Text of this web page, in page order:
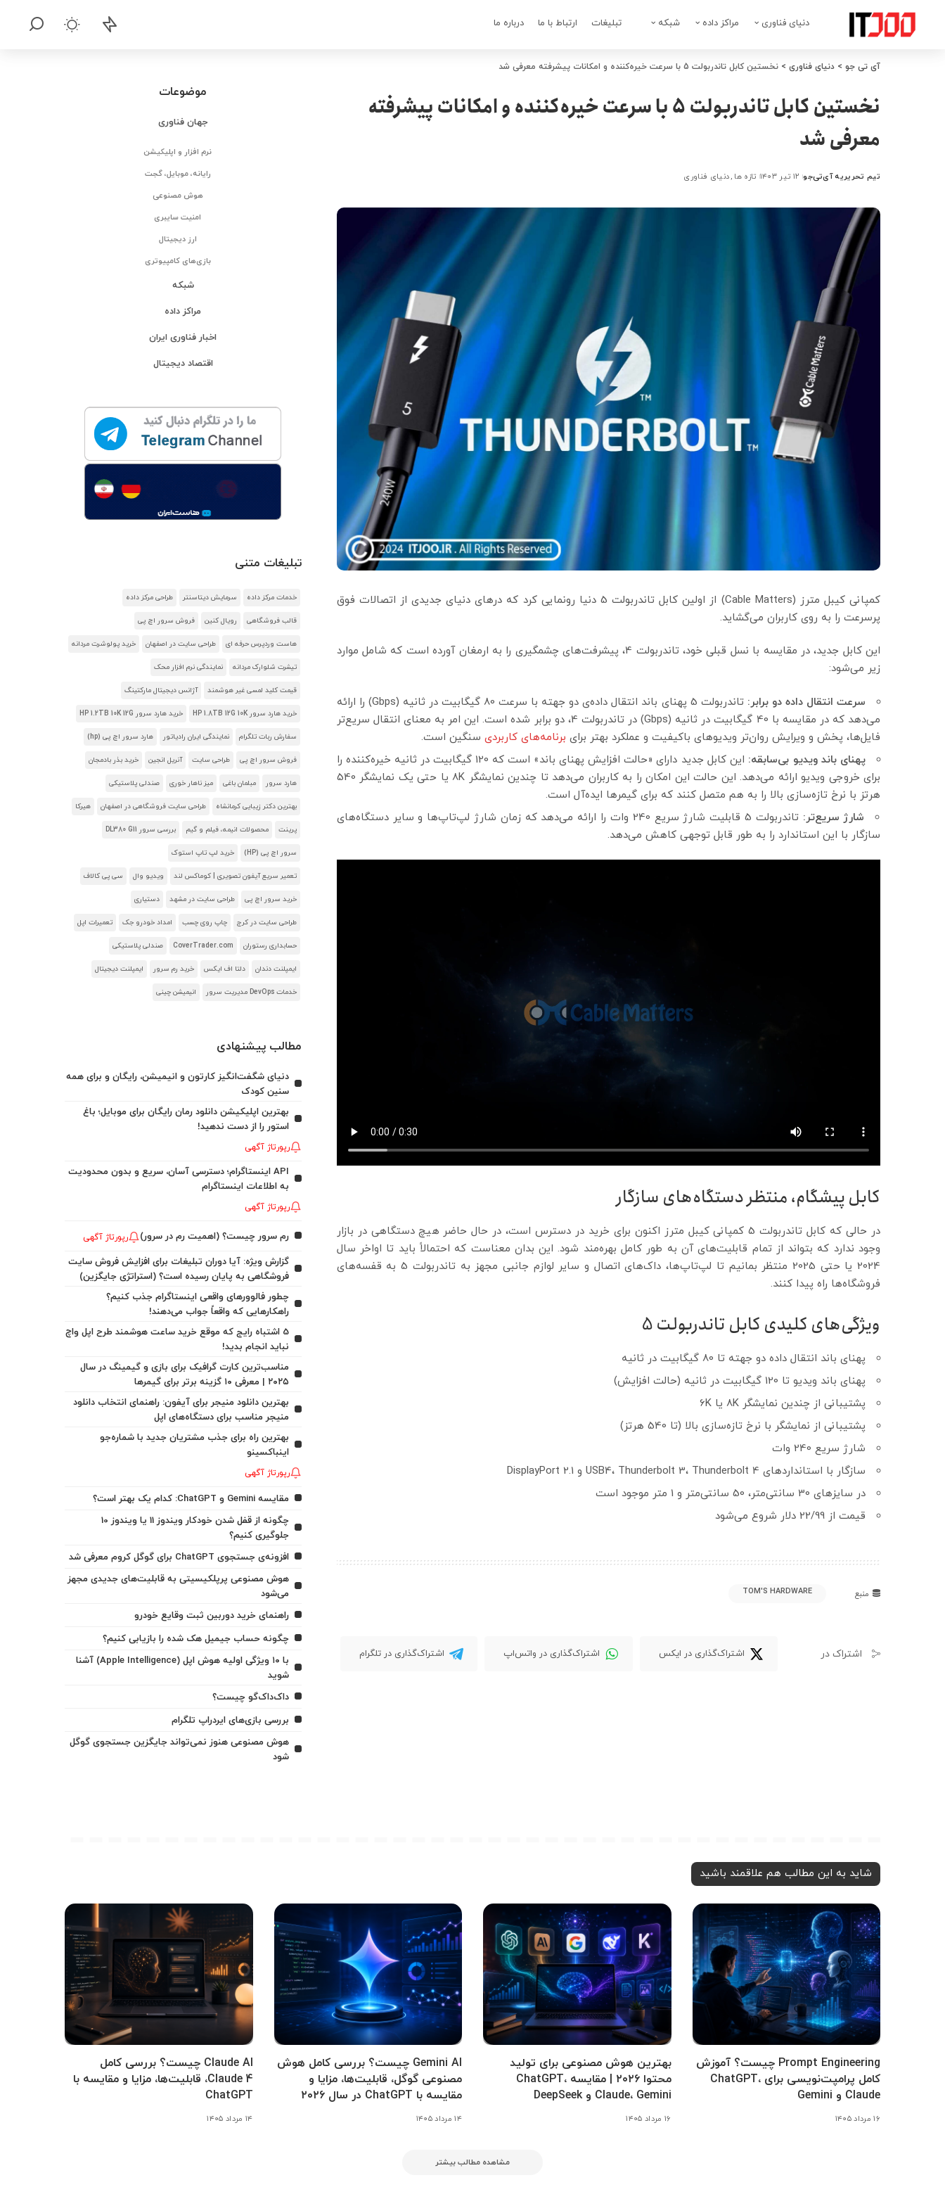
دنیای فناوری مراکز داده شبکه تبلیغات ارتباط با ما درباره ما
آی تی جو > دنیای فناوری > نخستین کابل تاندربولت 5 با سرعت خیره‌کننده و امکانات پیشرفته معرفی شد
نخستین کابل تاندربولت 5 با سرعت خیره‌کننده و امکانات پیشرفته
معرفی شد
ارسال
توسط
تیم تحریریه آی‌تی‌جو ۱۲ تیر ۱۴۰۳ تازه ها دنیای فناوری
کمپانی کیبل مترز (Cable Matters) از اولین کابل تاندربولت 5 دنیا رونمایی کرد که درهای دنیای جدیدی از اتصالات فوق
پرسرعت را به روی کاربران می‌گشاید.
این کابل جدید، در مقایسه با نسل قبلی خود، تاندربولت 4، پیشرفت‌های چشمگیری را به ارمغان آورده است که شامل موارد
زیر می‌شود:
سرعت انتقال داده دو برابر:
تاندربولت 5 پهنای باند انتقال داده‌ی دو جهته با سرعت 80 گیگابیت در ثانیه (Gbps) را ارائه
می‌دهد که در مقایسه با 40 گیگابیت در ثانیه (Gbps) در تاندربولت 4، دو برابر شده است. این امر به معنای انتقال سریع‌تر
فایل‌ها، پخش و ویرایش روان‌تر ویدیوهای باکیفیت و عملکرد بهتر برای برنامه‌های کاربردی سنگین است.
پهنای باند ویدیو بی‌سابقه:
این کابل جدید دارای «حالت افزایش پهنای باند» است که 120 گیگابیت در ثانیه خیره‌کننده را
برای خروجی ویدیو ارائه می‌دهد. این حالت این امکان را به کاربران می‌دهد تا چندین نمایشگر 8K یا حتی یک نمایشگر 540
هرتز با نرخ تازه‌سازی بالا را به هم متصل کنند که برای گیمرها ایده‌آل است.
شارژ سریع‌تر:
تاندربولت 5 قابلیت شارژ سریع 240 وات را ارائه می‌دهد که زمان شارژ لپ‌تاپ‌ها و سایر دستگاه‌های
سازگار با این استاندارد را به طور قابل توجهی کاهش می‌دهد.
کابل پیشگام، منتظر دستگاه‌های سازگار
در حالی که کابل تاندربولت 5 کمپانی کیبل مترز اکنون برای خرید در دسترس است، در حال حاضر هیچ دستگاهی در بازار
وجود ندارد که بتواند از تمام قابلیت‌های آن به طور کامل بهره‌مند شود. این بدان معناست که احتمالاً باید تا اواخر سال
2024 یا حتی 2025 منتظر بمانیم تا لپ‌تاپ‌ها، داک‌های اتصال و سایر لوازم جانبی مجهز به تاندربولت 5 به قفسه‌های
فروشگاه‌ها راه پیدا کنند.
ویژگی‌های کلیدی کابل تاندربولت 5
پهنای باند انتقال داده دو جهته تا 80 گیگابیت در ثانیه
پهنای باند ویدیو تا 120 گیگابیت در ثانیه (حالت افزایش)
پشتیبانی از چندین نمایشگر 8K یا 6K
پشتیبانی از نمایشگر با نرخ تازه‌سازی بالا (تا 540 هرتز)
شارژ سریع 240 وات
سازگار با استانداردهای USB4، Thunderbolt 3، Thunderbolt 4 و DisplayPort 2.1
در سایزهای 30 سانتی‌متر، 50 سانتی‌متر و 1 متر موجود است
قیمت از 22/99 دلار شروع می‌شود
منبع TOM'S HARDWARE
اشتراک در اشتراک‌گذاری در ایکس اشتراک‌گذاری در واتس‌اپ اشتراک‌گذاری در تلگرام
موضوعات
جهان فناوری
نرم افزار و اپلیکیشن
رایانه، موبایل، گجت
هوش مصنوعی
امنیت سایبری
ارز دیجیتال
بازی‌های کامپیوتری
شبکه
مراکز داده
اخبار فناوری ایران
اقتصاد دیجیتال
تبلیغات متنی
خدمات مرکز داده سرمایش دیتاسنتر طراحی مرکز داده
قالب فروشگاهی رویال کنین فروش سرور اچ پی
هاست وردپرس حرفه ای طراحی سایت در اصفهان خرید پولوشرت مردانه
تیشرت شلوارک مردانه نمایندگی نرم افزار محک
قیمت کلید لمسی غیر هوشمند آژانس دیجیتال مارکتینگ
خرید هارد سرور HP 1.8TB 12G 10K خرید هارد سرور HP 1.2TB 10K 12G
سفارش ربات تلگرام نمایندگی ایران رادیاتور هارد سرور اچ پی (hp)
فروش سرور اچ پی طراحی سایت آنریل انجین خرید بذر بادمجان
هارد سرور مبلمان باغی میز ناهار خوری صندلی پلاستیکی
بهترین دکتر زیبایی کرمانشاه طراحی سایت فروشگاهی در اصفهان هیرکا
پرینت محصولات انیمه، فیلم و گیم بررسی سرور DL380 G11
سرور اچ پی (HP) خرید لپ تاپ استوک
تعمیر سریع آیفون تصویری | کوماکس لند ویدیو وال سی پی کالاف
خرید سرور اچ پی طراحی سایت در مشهد دستیاری
طراحی سایت در کرج چاپ روی چسب امداد خودرو جک تعمیرات اپل
حسابداری رستوران CoverTrader.com صندلی پلاستیکی
ایمپلنت دندان دلتا اف ایکس خرید رم سرور ایمپلنت دیجیتال
خدمات DevOps مدیریت سرور انیمیشن چینی
مطالب پیشنهادی
دنیای شگفت‌انگیز کارتون و انیمیشن، رایگان و برای همه
سنین کودک
بهترین اپلیکیشن دانلود رمان رایگان برای موبایل؛ باغ
استور را از دست ندهید!
رپورتاژ آگهی
API اینستاگرام؛ دسترسی آسان، سریع و بدون محدودیت
به اطلاعات اینستاگرام
رپورتاژ آگهی
رم سرور چیست؟ (اهمیت رم در سرور) رپورتاژ آگهی
گزارش ویژه: آیا دوران تبلیغات برای افزایش فروش سایت
فروشگاهی به پایان رسیده است؟ (استراتژی جایگزین)
چطور فالوورهای واقعی اینستاگرام جذب کنیم؟
راهکارهایی که واقعاً جواب می‌دهند!
5 اشتباه رایج که موقع خرید ساعت هوشمند طرح اپل واچ
نباید انجام بدید!
مناسب‌ترین کارت گرافیک برای بازی و گیمینگ در سال
۲۰۲۵ | معرفی ۱۰ گزینه برتر برای گیمرها
بهترین دانلود منیجر برای آیفون: راهنمای انتخاب دانلود
منیجر مناسب برای دستگاه‌های اپل
بهترین راه برای جذب مشتریان جدید با شماره‌جو
اینباکسینو
رپورتاژ آگهی
مقایسه Gemini و ChatGPT: کدام یک بهتر است؟
چگونه از قفل شدن خودکار ویندوز 11 یا ویندوز 10
جلوگیری کنیم؟
افزونه‌ی جستجوی ChatGPT برای گوگل کروم معرفی شد
هوش مصنوعی پرپلکیسیتی به قابلیت‌های جدیدی مجهز
می‌شود
راهنمای خرید دوربین ثبت وقایع خودرو
چگونه حساب جیمیل هک شده را بازیابی کنیم؟
با ۱۰ ویژگی اولیه هوش اپل (Apple Intelligence) آشنا
شوید
داک‌داک‌گو چیست؟
بررسی بازی‌های ایردراپ تلگرام
هوش مصنوعی هنوز نمی‌تواند جایگزین جستجوی گوگل
شود
شاید به این مطالب هم علاقمند باشید
Prompt Engineering چیست؟ آموزش
کامل پرامپت‌نویسی برای ChatGPT،
Claude و Gemini
۱۶ مرداد ۱۴۰۵
بهترین هوش مصنوعی برای تولید
محتوا ۲۰۲۶ | مقایسه ChatGPT،
Claude، Gemini و DeepSeek
۱۶ مرداد ۱۴۰۵
Gemini AI چیست؟ بررسی کامل هوش
مصنوعی گوگل، قابلیت‌ها، مزایا و
مقایسه با ChatGPT در سال ۲۰۲۶
۱۴ مرداد ۱۴۰۵
Claude AI چیست؟ بررسی کامل
Claude 4، قابلیت‌ها، مزایا و مقایسه با
ChatGPT
۱۴ مرداد ۱۴۰۵
مشاهده مطالب بیشتر